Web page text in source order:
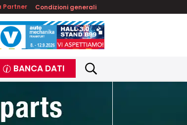
Partner Condizioni generali
BANCA DATI